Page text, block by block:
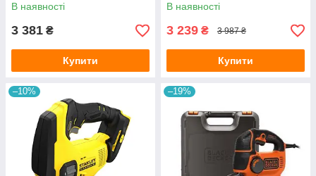
В наявності
3 381 ₴
Купити
В наявності
3 239 ₴ 3 987 ₴
Купити
–10% –19%